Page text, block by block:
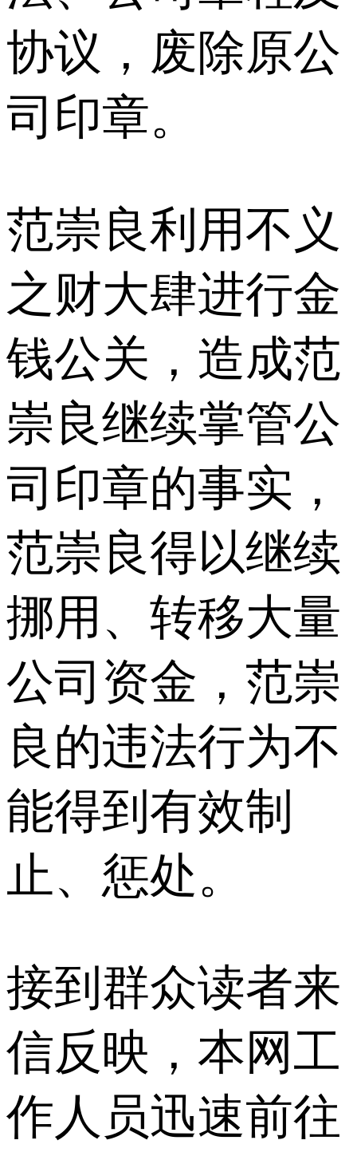
协议，废除原公
司印章。
范崇良利用不义
之财大肆进行金
钱公关，造成范
崇良继续掌管公
司印章的事实，
范崇良得以继续
挪用、转移大量
公司资金，范崇
良的违法行为不
能得到有效制
止、惩处。
接到群众读者来
信反映，本网工
作人员迅速前往